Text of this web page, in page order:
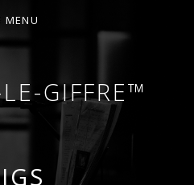
GIFFRE™
BAR – FÊTES –
MENU